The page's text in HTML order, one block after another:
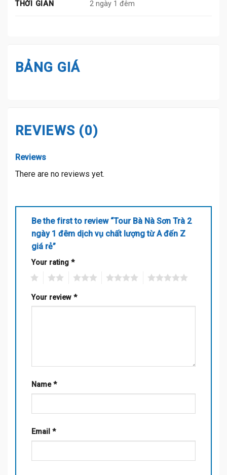
THỜI GIAN 2 ngày 1 đêm
BẢNG GIÁ
REVIEWS (0)
Reviews
There are no reviews yet.
Be the first to review “Tour Bà Nà Sơn Trà 2
ngày 1 đêm dịch vụ chất lượng từ A đến Z
giá rẻ”
Your rating *
Your review *
Name*
Email *